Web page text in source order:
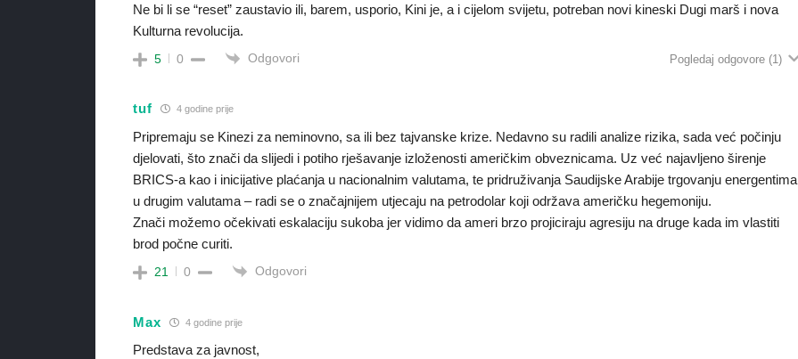
Ne bi li se “reset” zaustavio ili, barem, usporio, Kini je, a i cijelom svijetu, potreban novi kineski Dugi marš i nova
Kulturna revolucija.
5 0 Odgovori Pogledaj odgovore (1)
tuf 4 godine prije
Pripremaju se Kinezi za neminovno, sa ili bez tajvanske krize. Nedavno su radili analize rizika, sada već počinju
djelovati, što znači da slijedi i potiho rješavanje izloženosti američkim obveznicama. Uz već najavljeno širenje
BRICS-a kao i inicijative plaćanja u nacionalnim valutama, te pridruživanja Saudijske Arabije trgovanju energentima
u drugim valutama – radi se o značajnijem utjecaju na petrodolar koji održava američku hegemoniju.
Znači možemo očekivati eskalaciju sukoba jer vidimo da ameri brzo projiciraju agresiju na druge kada im vlastiti
brod počne curiti.
21 0 Odgovori
Max 4 godine prije
Predstava za javnost,